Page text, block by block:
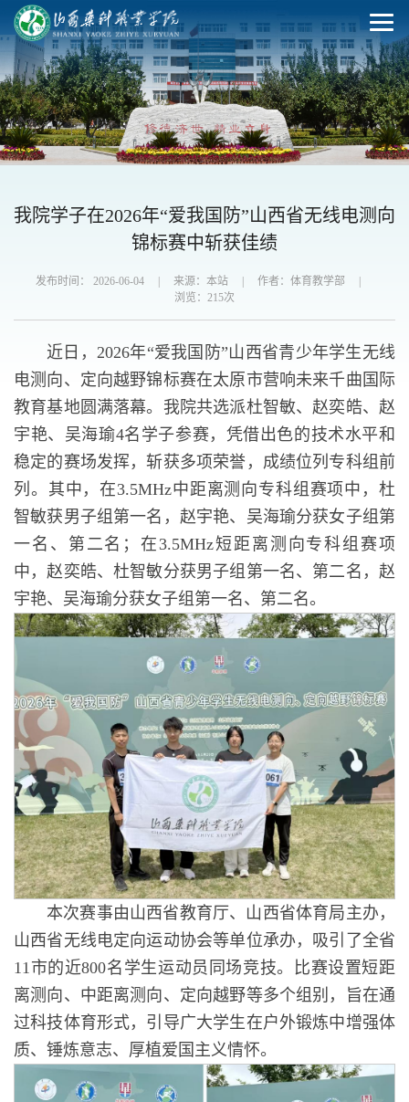
我院学子在2026年“爱我国防”山西省无线电测向
锦标赛中斩获佳绩
发布时间： 2026-06-04| 来源：本站| 作者：体育教学部
浏览： 215次
近日，2026年“爱我国防”山西省青少年学生无线
电测向、定向越野锦标赛在太原市营响未来千曲国际
教育基地圆满落幕。我院共选派杜智敏、赵奕皓、赵
宇艳、吴海瑜4名学子参赛，凭借出色的技术水平和
稳定的赛场发挥，斩获多项荣誉，成绩位列专科组前
列。其中，在3.5MHz中距离测向专科组赛项中，杜
智敏获男子组第一名，赵宇艳、吴海瑜分获女子组第
一名、第二名；在3.5MHz短距离测向专科组赛项
中，赵奕皓、杜智敏分获男子组第一名、第二名，赵
宇艳、吴海瑜分获女子组第一名、第二名。
本次赛事由山西省教育厅、山西省体育局主办，
山西省无线电定向运动协会等单位承办，吸引了全省
11市的近800名学生运动员同场竞技。比赛设置短距
离测向、中距离测向、定向越野等多个组别，旨在通
过科技体育形式，引导广大学生在户外锻炼中增强体
质、锤炼意志、厚植爱国主义情怀。